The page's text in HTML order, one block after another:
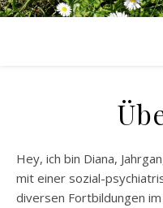
Hey, ich bin Diana, Jahrgang 1978, Diplom-Sozialarbeiterin
mit einer sozial-
diversen Fortbildungen